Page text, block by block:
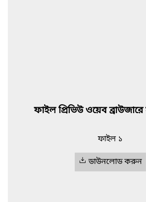
ফাইল প্রিভিউ ওয়েব
ফাইল ১
ডাউনলোড করুন